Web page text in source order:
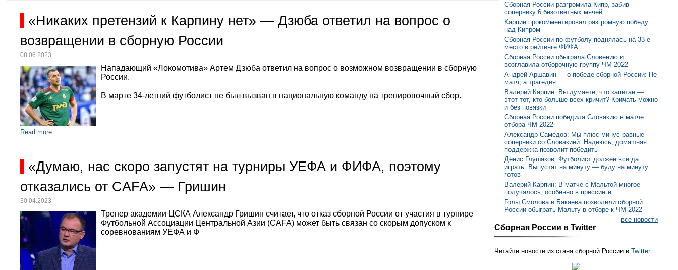
«Никаких претензий к Карпину нет» — Дзюба ответил на вопрос о
возвращении в сборную России
08.06.2023
Нападающий «Локомотива» Артем Дзюба ответил на вопрос о возможном возвращении в сборную
России.
В марте 34-летний футболист не был вызван в национальную команду на тренировочный сбор.
Read more
«Думаю, нас скоро запустят на турниры УЕФА и ФИФА, поэтому
отказались от CAFA» — Гришин
30.04.2023
Тренер академии ЦСКА Александр Гришин считает, что отказ сборной России от участия в турнире
Футбольной Ассоциации Центральной Азии (CAFA) может быть связан со скорым допуском к
соревнованиям УЕФА и Ф
Сборная России разгромила Кипр, забив
сопернику 6 безответных мячей
Карпин прокомментировал разгромную победу
над Кипром
Сборная России по футболу поднялась на 33-е
место в рейтинге ФИФА
Сборная России обыграла Словению и
возглавила отборочную группу ЧМ-2022
Андрей Аршавин — о победе сборной России: Не
матч, а трагедия
Валерий Карпин: Вы думаете, что капитан —
этот тот, кто больше всех кричит? Кричать можно
и без повязки
Сборная России победила Словакию в матче
отбора ЧМ-2022
Александр Самедов: Мы плюс-минус равные
соперники со Словакией. Надеюсь, домашняя
поддержка позволит победить
Денис Глушаков: Футболист должен всегда
играть. Выпустят на минуту — буду на минуту
готов
Валерий Карпин: В матче с Мальтой многое
получалось, особенно в прессинге
Голы Смолова и Бакаева позволили сборной
России обыграть Мальту в отборе к ЧМ-2022
все новости
Сборная России в Twitter
Читайте новости из стана сборной России в Twitter: